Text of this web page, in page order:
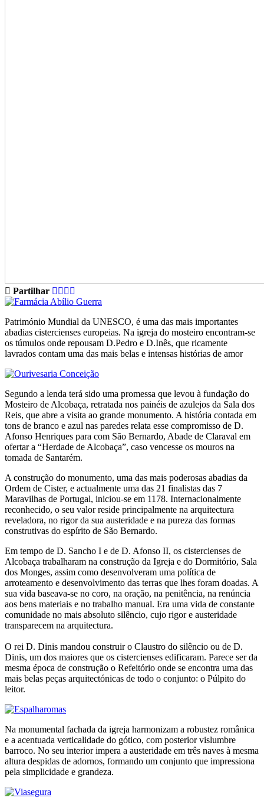
Partilhar
Património Mundial da UNESCO, é uma das mais importantes
abadias cistercienses europeias. Na igreja do mosteiro encontram-se
os túmulos onde repousam D.Pedro e D.Inês, que ricamente
lavrados contam uma das mais belas e intensas histórias de amor
Segundo a lenda terá sido uma promessa que levou à fundação do
Mosteiro de Alcobaça, retratada nos painéis de azulejos da Sala dos
Reis, que abre a visita ao grande monumento. A história contada em
tons de branco e azul nas paredes relata esse compromisso de D.
Afonso Henriques para com São Bernardo, Abade de Claraval em
ofertar a “Herdade de Alcobaça”, caso vencesse os mouros na
tomada de Santarém.
A construção do monumento, uma das mais poderosas abadias da
Ordem de Cister, e actualmente uma das 21 finalistas das 7
Maravilhas de Portugal, iniciou-se em 1178. Internacionalmente
reconhecido, o seu valor reside principalmente na arquitectura
reveladora, no rigor da sua austeridade e na pureza das formas
construtivas do espírito de São Bernardo.
Em tempo de D. Sancho I e de D. Afonso II, os cistercienses de
Alcobaça trabalharam na construção da Igreja e do Dormitório, Sala
dos Monges, assim como desenvolveram uma política de
arroteamento e desenvolvimento das terras que lhes foram doadas. A
sua vida baseava-se no coro, na oração, na penitência, na renúncia
aos bens materiais e no trabalho manual. Era uma vida de constante
comunidade no mais absoluto silêncio, cujo rigor e austeridade
transparecem na arquitectura.
O rei D. Dinis mandou construir o Claustro do silêncio ou de D.
Dinis, um dos maiores que os cistercienses edificaram. Parece ser da
mesma época de construção o Refeitório onde se encontra uma das
mais belas peças arquitectónicas de todo o conjunto: o Púlpito do
leitor.
Na monumental fachada da igreja harmonizam a robustez românica
e a acentuada verticalidade do gótico, com posterior vislumbre
barroco. No seu interior impera a austeridade em três naves à mesma
altura despidas de adornos, formando um conjunto que impressiona
pela simplicidade e grandeza.